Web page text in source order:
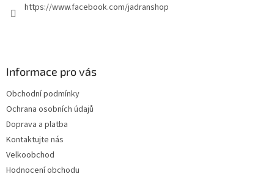
https://www.facebook.com/jadranshop
Informace pro vás
Obchodní podmínky
Ochrana osobních údajů
Doprava a platba
Kontaktujte nás
Velkoobchod
Hodnocení obchodu